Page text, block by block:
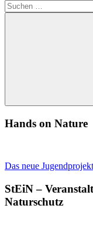
Suchen
nach:
Hands on Nature
Das neue
StEiN –
Naturschutz